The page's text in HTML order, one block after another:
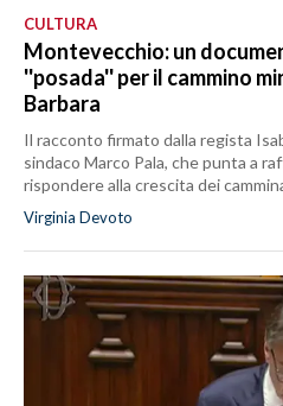
CULTURA
Montevecchio: un
''posada'' per il cammino
Barbara
Il racconto firmato dalla regista
sindaco Marco Pala, che punta a
rispondere alla crescita dei
Virginia Devoto